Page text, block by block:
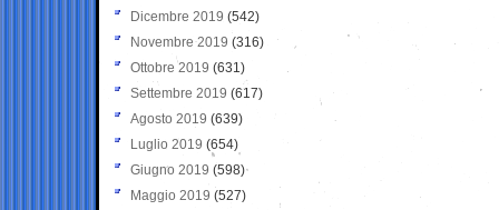
Dicembre 2019 (542)
Novembre 2019 (316)
Ottobre 2019 (631)
Settembre 2019 (617)
Agosto 2019 (639)
Luglio 2019 (654)
Giugno 2019 (598)
Maggio 2019 (527)